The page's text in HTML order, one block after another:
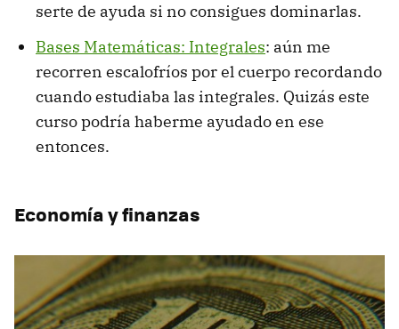
serte de ayuda si no consigues dominarlas.
Bases Matemáticas: Integrales: aún me
recorren escalofríos por el cuerpo recordando
cuando estudiaba las integrales. Quizás este
curso podría haberme ayudado en ese
entonces.
Economía y finanzas